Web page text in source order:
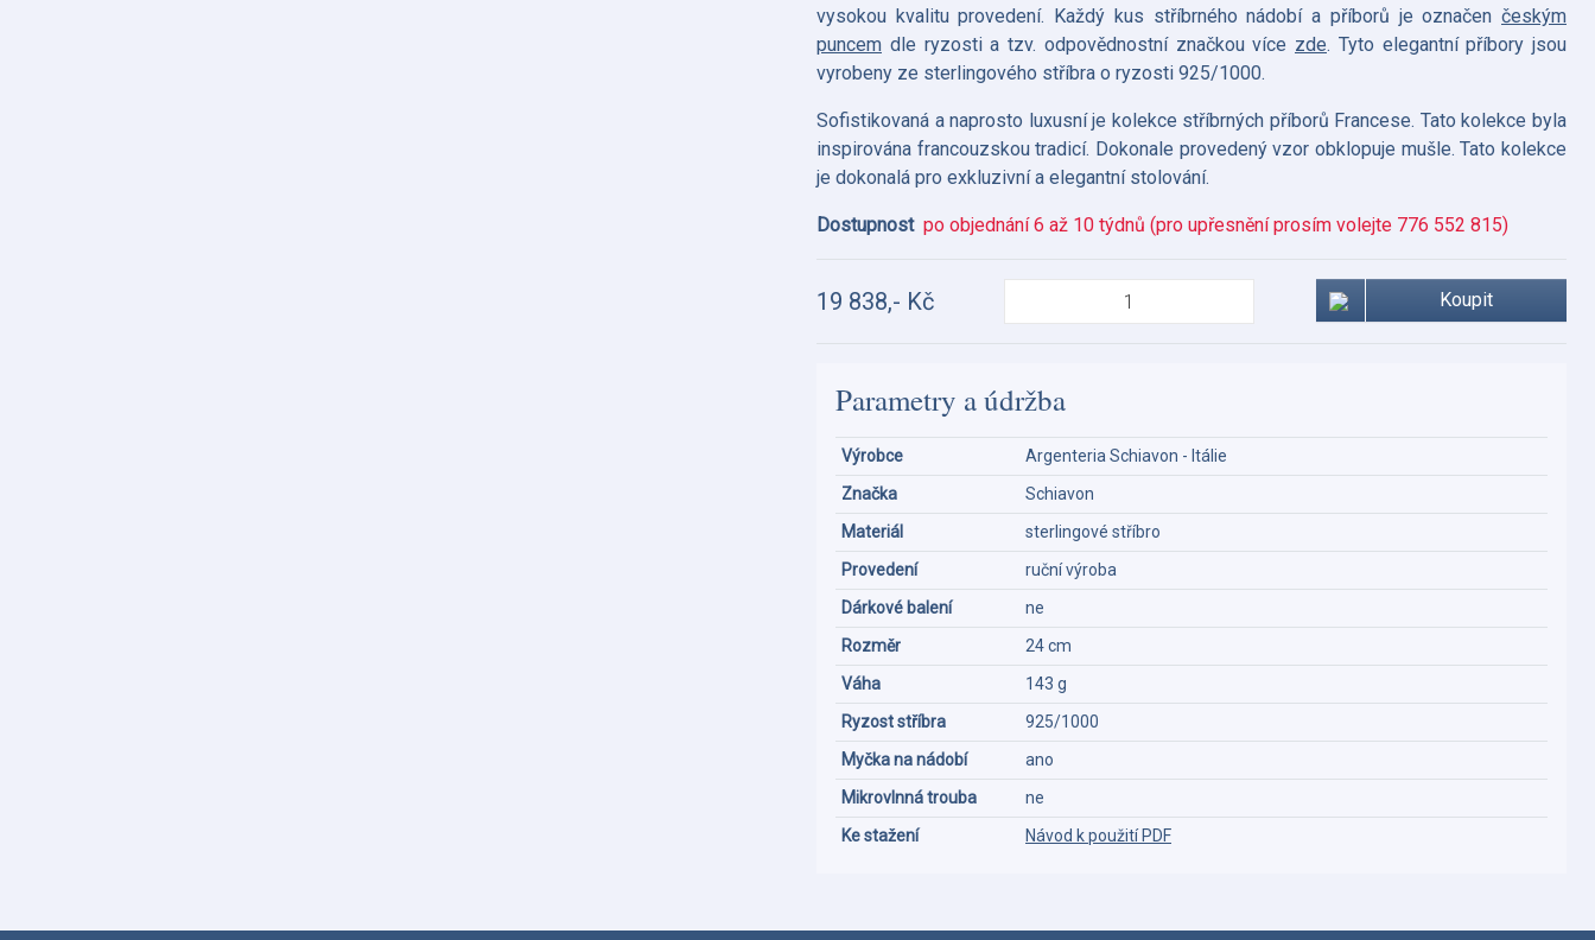
vysokou kvalitu provedení. Každý kus stříbrného nádobí a příborů je označen českým
puncem dle ryzosti a tzv. odpovědnostní značkou více zde. Tyto elegantní příbory jsou
vyrobeny ze sterlingového stříbra o ryzosti 925/1000.
Sofistikovaná a naprosto luxusní je kolekce stříbrných příborů Francese. Tato kolekce byla
inspirována francouzskou tradicí. Dokonale provedený vzor obklopuje mušle. Tato kolekce
je dokonalá pro exkluzivní a elegantní stolování.
Dostupnost po objednání 6 až 10 týdnů (pro upřesnění prosím volejte 776 552 815)
19 838,- Kč Koupit
Parametry a údržba
Výrobce
Argenteria Schiavon - Itálie
Značka
Schiavon
Materiál
sterlingové stříbro
Provedení
ruční výroba
Dárkové balení
ne
Rozměr
24 cm
Váha
143 g
Ryzost stříbra
925/1000
Myčka na nádobí
ano
Mikrovlnná trouba
ne
Ke stažení
Návod k použití PDF